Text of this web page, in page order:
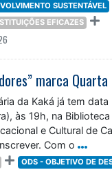
SUSTENTÁVEL
EFICAZES
marca
da Kaká já tem
às 19h, na
e Cultural de
Com o
ODS - OBJETIVO DE